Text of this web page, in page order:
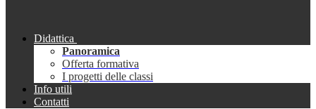
Didattica
Panoramica
Offerta formativa
I progetti delle classi
Info utili
Contatti